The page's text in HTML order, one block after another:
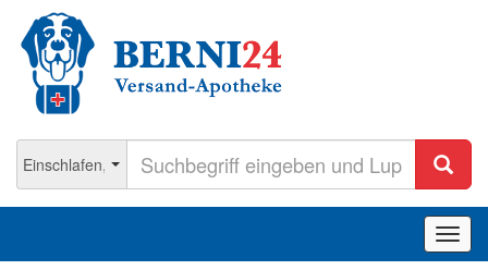
ein-/